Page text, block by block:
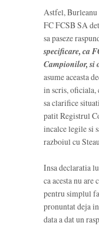
Astfel, Burleanu
FC FCSB SA
sa paseze
specificare, ca
Campionilor, si
asume aceasta
in scris, oficiala,
sa clarifice
patit Registrul
incalce legile si
razboiul cu
Insa declaratia
ca acesta nu
pentru simplul
pronuntat deja
data a dat un